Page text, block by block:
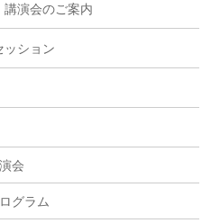
演会のご案内
ッション
会
グラム